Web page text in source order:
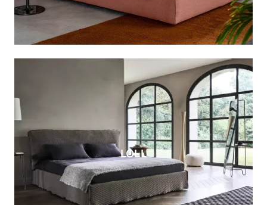
LOLL